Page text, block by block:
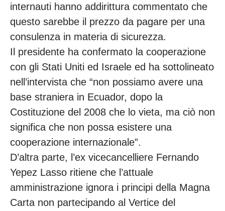
internauti hanno addirittura commentato che
questo sarebbe il prezzo da pagare per una
consulenza in materia di sicurezza.
Il presidente ha confermato la cooperazione
con gli Stati Uniti ed Israele ed ha sottolineato
nell’intervista che “non possiamo avere una
base straniera in Ecuador, dopo la
Costituzione del 2008 che lo vieta, ma ciò non
significa che non possa esistere una
cooperazione internazionale”.
D’altra parte, l’ex vicecancelliere Fernando
Yepez Lasso ritiene che l’attuale
amministrazione ignora i principi della Magna
Carta non partecipando al Vertice del